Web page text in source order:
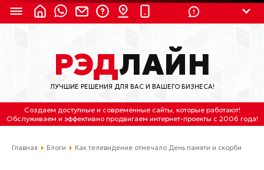
8 (800) 550-9899 (с 2:30 до 11:30 по
Мск)
Бесплатно по России
(4212) 658-653
(4212) 637-673
РЭДЛАЙН
ЛУЧШИЕ РЕШЕНИЯ ДЛЯ ВАС И ВАШЕГО БИЗНЕСА!
Создаем доступные и современные сайты, которые работают!
Обслуживаем и эффективно продвигаем интернет-проекты с 2006 года!
Главная Блоги Как телевидение отмечало День памяти и скорби